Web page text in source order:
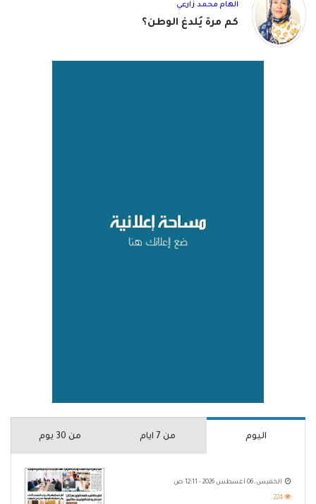
الهام محمد زارعي
كم مرة يُلدغ الوطن؟
اليوم من 7 ايام من 30 يوم
الخميس, 06 أغسطس 2026 - 12:11 ص
224